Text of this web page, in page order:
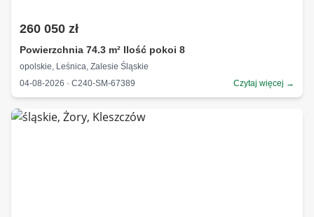
260 050 zł
Powierzchnia 74.3 m² Ilość pokoi 8
opolskie, Leśnica, Zalesie Śląskie
04-08-2026 · C240-SM-67389
Czytaj więcej →